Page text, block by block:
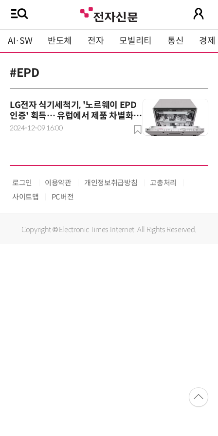
AI·SW 반도체 전자 모빌리티 통신 경제
#EPD
LG전자 식기세척기, '노르웨이 EPD
인증' 획득… 유럽에서 제품 차별화
'가속'
2024-12-09 16:00
로그인 이용약관 개인정보취급방침
고충처리
사이트맵
PC버전
Copyright © Electronic Times Internet. All Rights Reserved.